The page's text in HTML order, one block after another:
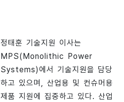
정태훈 기술지원 이사는
MPS(Monolithic Power
Systems)에서 기술지원을 담당
하고 있으며, 산업용 및 컨슈머용
제품 지원에 집중하고 있다. 산업